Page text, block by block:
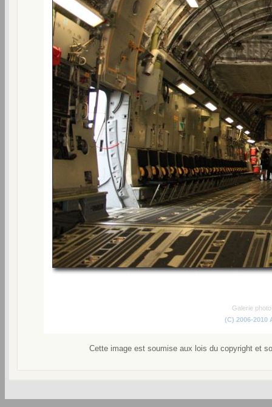
Galerie
(C) 2006-2010
Cette image est soumise aux lois du copyright et